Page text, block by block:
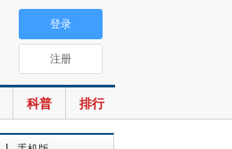
科普 排行
登录
注册